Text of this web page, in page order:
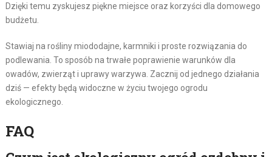
Dzięki temu zyskujesz piękne miejsce oraz korzyści dla domowego
budżetu.
Stawiaj na rośliny miododajne, karmniki i proste rozwiązania do
podlewania. To sposób na trwałe poprawienie warunków dla
owadów, zwierząt i uprawy warzywa. Zacznij od jednego działania
dziś — efekty będą widoczne w życiu twojego ogrodu
ekologicznego.
FAQ